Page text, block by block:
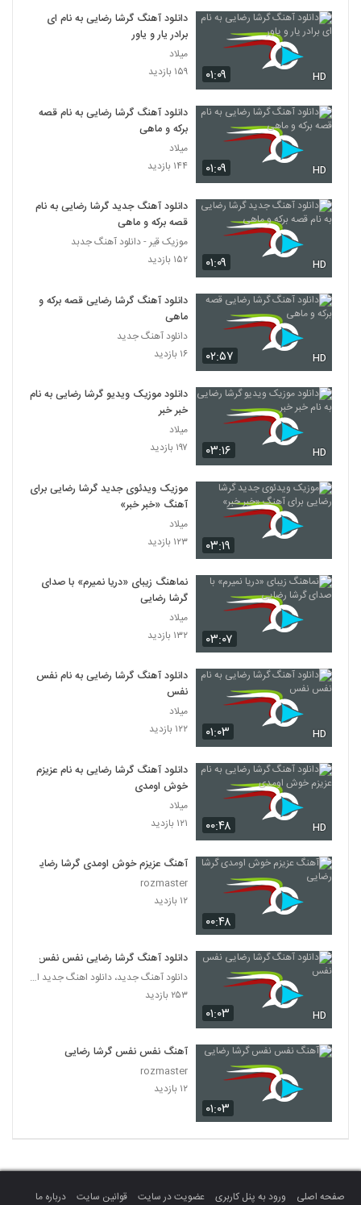
۰۱:۰۹ HD
دانلود آهنگ گرشا رضایی به نام ای
برادر یار و یاور
میلاد
۱۵۹ بازدید
۰۱:۰۹ HD
دانلود آهنگ گرشا رضایی به نام قصه
برکه و ماهی
میلاد
۱۴۴ بازدید
۰۱:۰۹ HD
دانلود آهنگ جدید گرشا رضایی به نام
قصه برکه و ماهی
موزیک قیر - دانلود آهنگ جدبد
۱۵۲ بازدید
۰۲:۵۷ HD
دانلود آهنگ گرشا رضایی قصه برکه و
ماهی
دانلود آهنگ جدید
۱۶ بازدید
۰۳:۱۶ HD
دانلود موزیک ویدیو گرشا رضایی به نام
خبر خبر
میلاد
۱۹۷ بازدید
۰۳:۱۹
موزیک ویدئوی جدید گرشا رضایی برای
آهنگ «خبر خبر»
میلاد
۱۲۳ بازدید
۰۳:۰۷
نماهنگ زیبای «دریا نمیرم» با صدای
گرشا رضایی
میلاد
۱۳۲ بازدید
۰۱:۰۳ HD
دانلود آهنگ گرشا رضایی به نام نفس
نفس
میلاد
۱۲۲ بازدید
۰۰:۴۸ HD
دانلود آهنگ گرشا رضایی به نام عزیزم
خوش اومدی
میلاد
۱۲۱ بازدید
۰۰:۴۸
آهنگ عزیزم خوش اومدی گرشا رضایی
rozmaster
۱۲ بازدید
۰۱:۰۳ HD
دانلود آهنگ گرشا رضایی نفس نفس
دانلود آهنگ جدید، دانلود اهنگ جدید ایرانی
۲۵۳ بازدید
۰۱:۰۳
آهنگ نفس نفس گرشا رضایی
rozmaster
۱۲ بازدید
صفحه اصلی ورود به پنل کاربری عضویت در سایت قوانین سایت درباره ما